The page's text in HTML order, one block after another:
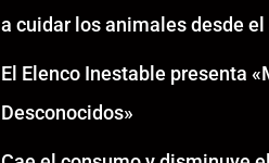
a cuidar los animales desde
El Elenco Inestable presenta
Desconocidos»